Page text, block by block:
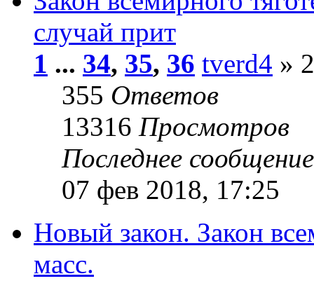
случай прит
1 ... 34, 35, 36 tverd4 »
355 Ответов
13316 Просмотров
Последнее
07 фев 2018, 17:25
Новый закон. Закон
масс.